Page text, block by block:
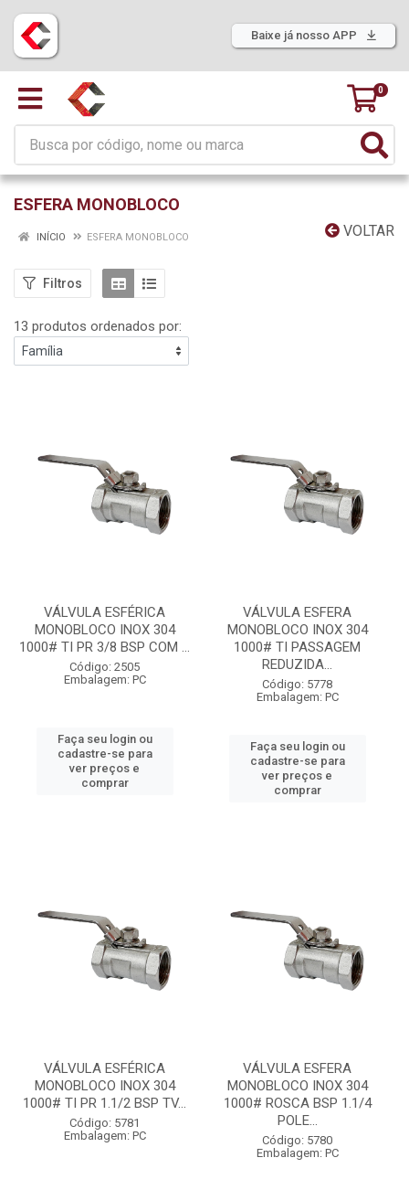
Baixe já nosso APP
0
ESFERA MONOBLOCO
VOLTAR
INÍCIO ESFERA MONOBLOCO
Filtros
13 produtos ordenados por:
VÁLVULA ESFÉRICA
MONOBLOCO INOX 304
1000# TI PR 3/8 BSP COM ...
Código: 2505
Embalagem: PC
Faça seu login ou
cadastre-se para
ver preços e
comprar
VÁLVULA ESFERA
MONOBLOCO INOX 304
1000# TI PASSAGEM
REDUZIDA...
Código: 5778
Embalagem: PC
Faça seu login ou
cadastre-se para
ver preços e
comprar
VÁLVULA ESFÉRICA
MONOBLOCO INOX 304
1000# TI PR 1.1/2 BSP TV...
Código: 5781
Embalagem: PC
VÁLVULA ESFERA
MONOBLOCO INOX 304
1000# ROSCA BSP 1.1/4
POLE...
Código: 5780
Embalagem: PC